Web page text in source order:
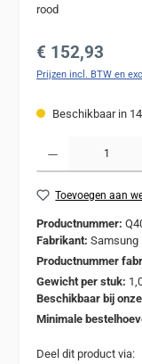
rood
Normale prijs:
€ 152,93
Prijzen incl. BTW en
Beschikbaar in
Toevoegen aan
Productnummer:
Fabrikant: Samsung
Productnummer
Gewicht per stuk:
Beschikbaar bij
Minimale
Deel dit product via: